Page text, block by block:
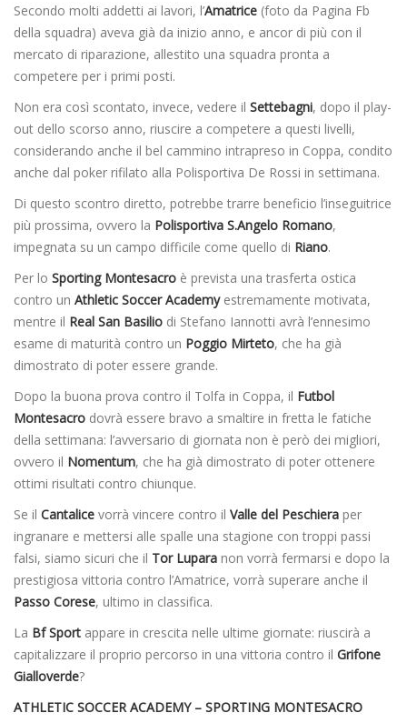
Secondo molti addetti ai lavori, l’Amatrice (foto da Pagina Fb
della squadra) aveva già da inizio anno, e ancor di più con il
mercato di riparazione, allestito una squadra pronta a
competere per i primi posti.
Non era così scontato, invece, vedere il Settebagni, dopo il play-
out dello scorso anno, riuscire a competere a questi livelli,
considerando anche il bel cammino intrapreso in Coppa, condito
anche dal poker rifilato alla Polisportiva De Rossi in settimana.
Di questo scontro diretto, potrebbe trarre beneficio l’inseguitrice
più prossima, ovvero la Polisportiva S.Angelo Romano,
impegnata su un campo difficile come quello di Riano.
Per lo Sporting Montesacro è prevista una trasferta ostica
contro un Athletic Soccer Academyestremamente motivata,
mentre il Real San Basilio di Stefano Iannotti avrà l’ennesimo
esame di maturità contro un Poggio Mirteto, che ha già
dimostrato di poter essere grande.
Dopo la buona prova contro il Tolfa in Coppa, il Futbol
Montesacro dovrà essere bravo a smaltire in fretta le fatiche
della settimana: l’avversario di giornata non è però dei migliori,
ovvero il Nomentum, che ha già dimostrato di poter ottenere
ottimi risultati contro chiunque.
Se il Cantalice vorrà vincere contro il Valle del Peschiera per
ingranare e mettersi alle spalle una stagione con troppi passi
falsi, siamo sicuri che il Tor Lupara non vorrà fermarsi e dopo la
prestigiosa vittoria contro l’Amatrice, vorrà superare anche il
Passo Corese, ultimo in classifica.
La Bf Sport appare in crescita nelle ultime giornate: riuscirà a
capitalizzare il proprio percorso in una vittoria contro il Grifone
Gialloverde?
ATHLETIC SOCCER ACADEMY – SPORTING MONTESACRO